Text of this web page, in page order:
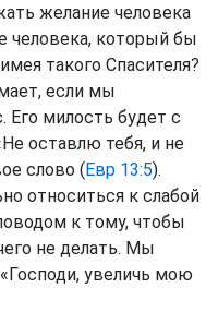
желание человека
человека, который бы
такого Спасителя?
если мы
Его милость будет с
оставлю тебя, и не
слово (Евр 13:5).
относиться к слабой
к тому, чтобы
не делать. Мы
увеличь мою